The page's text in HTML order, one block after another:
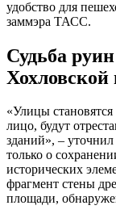
удобство для
заммэра ТАСС.
Судьба
«Улицы
лицо, будут
зданий», –
только о
исторических
фрагмент стены
площади,